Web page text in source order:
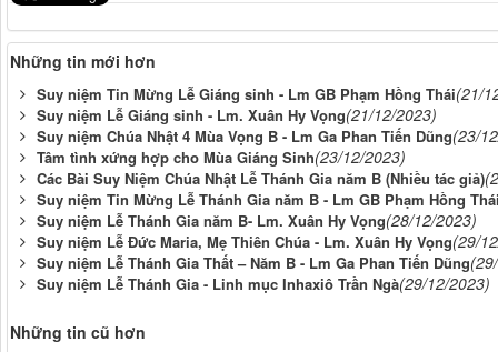
Những tin mới hơn
Suy niệm Tin Mừng Lễ Giáng sinh - Lm GB Phạm Hồng Thái(21/
Suy niệm Lễ Giáng sinh - Lm. Xuân Hy Vọng(21/12/2023)
Suy niệm Chúa Nhật 4 Mùa Vọng B - Lm Ga Phan Tiến Dũng(23/
Tâm tình xứng hợp cho Mùa Giáng Sinh(23/12/2023)
Các Bài Suy Niệm Chúa Nhật Lễ Thánh Gia năm B (Nhiều tác giả)
Suy niệm Tin Mừng Lễ Thánh Gia năm B - Lm GB Phạm Hồng
Suy niệm Lễ Thánh Gia năm B- Lm. Xuân Hy Vọng(28/12/2023)
Suy niệm Lễ Đức Maria, Mẹ Thiên Chúa - Lm. Xuân Hy Vọng(29/
Suy niệm Lễ Thánh Gia Thất – Năm B - Lm Ga Phan Tiến Dũng
Suy niệm Lễ Thánh Gia - Linh mục Inhaxiô Trần Ngà(29/12/2023)
Những tin cũ hơn